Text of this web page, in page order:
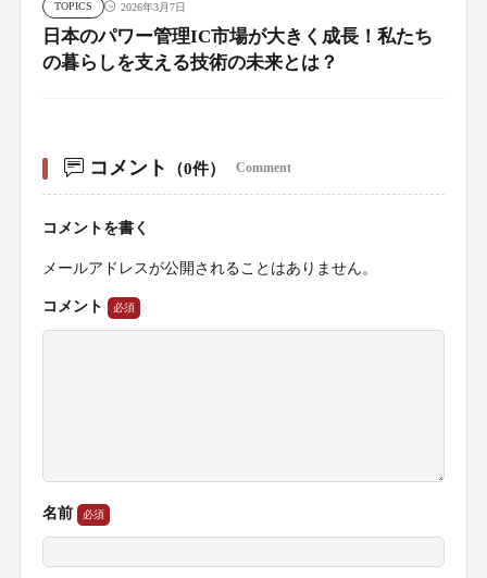
TOPICS 2026年3月7日
日本のパワー管理IC市場が大きく成長！私たち
の暮らしを支える技術の未来とは？
コメント （0件） Comment
コメントを書く
メールアドレスが公開されることはありません。
コメント
名前